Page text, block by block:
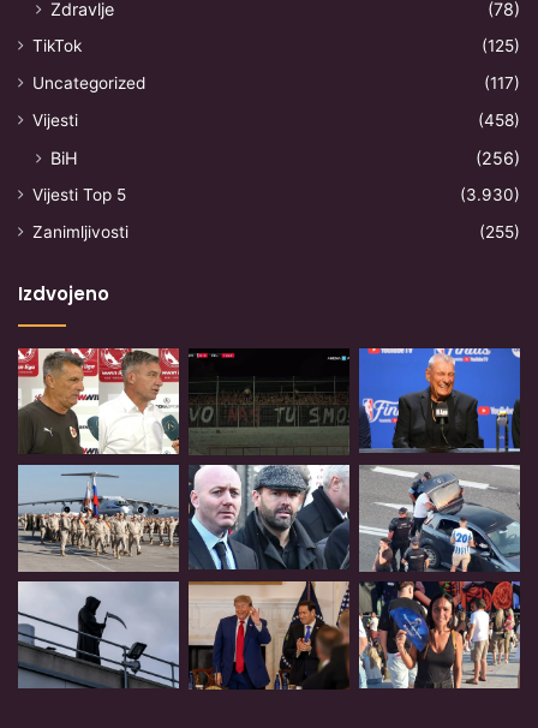
Zdravlje
(78)
TikTok
(125)
Uncategorized
(117)
Vijesti
(458)
BiH (256)
Vijesti Top 5
(3.930)
Zanimljivosti
(255)
Izdvojeno